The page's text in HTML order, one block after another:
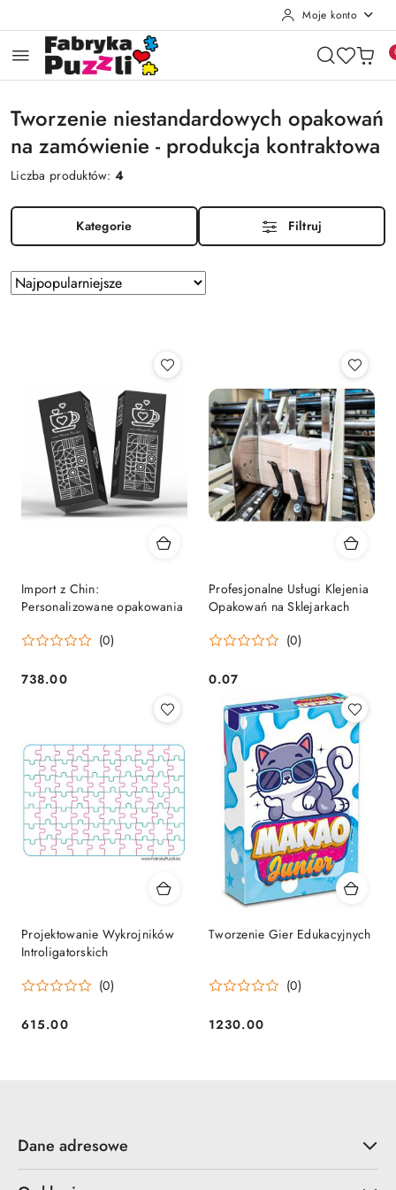
Moje konto
Tworzenie niestandardowych opakowań
na zamówienie - produkcja kontraktowa
Liczba produktów:4
Kategorie Filtruj
Zastosowano
sortowanie:
Sortuj
według
Import z Chin:
Personalizowane opakowania
(0)
Cena:
738.00
Profesjonalne Usługi Klejenia
Opakowań na Sklejarkach
(0)
Cena:
0.07
Projektowanie Wykrojników
Introligatorskich
(0)
Cena:
615.00
Tworzenie Gier Edukacyjnych
(0)
Cena:
1230.00
Dane adresowe